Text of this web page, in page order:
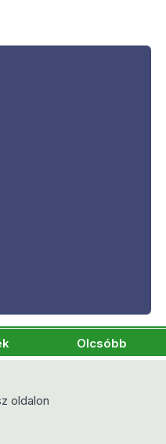
Olcsóbb
oldalon